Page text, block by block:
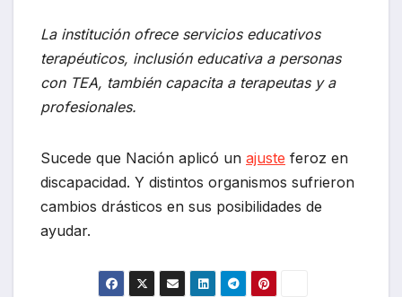
La institución ofrece servicios educativos
terapéuticos, inclusión educativa a personas
con TEA, también capacita a terapeutas y a
profesionales.
Sucede que Nación aplicó un ajuste feroz en
discapacidad. Y distintos organismos sufrieron
cambios drásticos en sus posibilidades de
ayudar.